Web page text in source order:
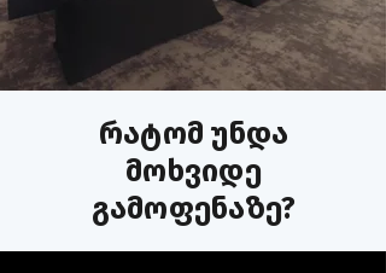
რატომ უნდა
მოხვიდე
გამოფენაზე?